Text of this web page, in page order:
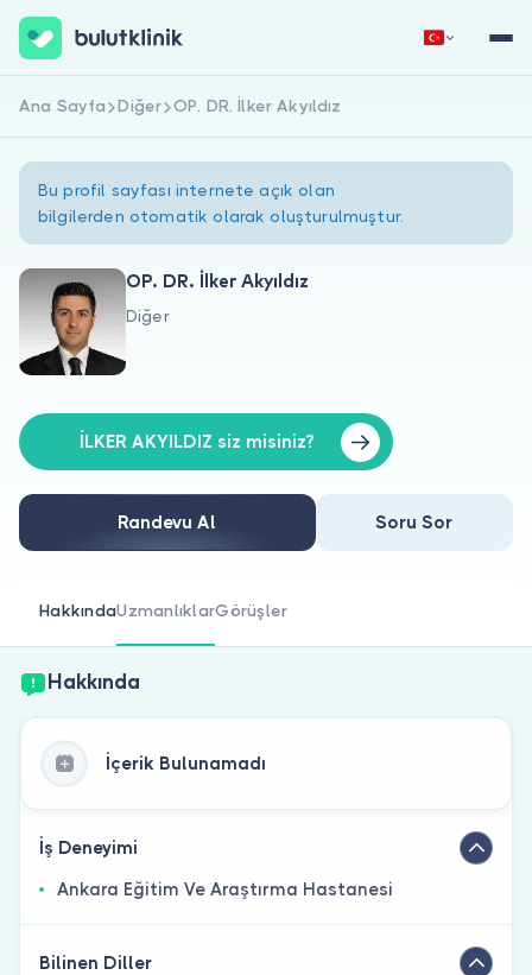
Hakkımızda
Doktorlar için
Doktor musunuz?
Hemen Kaydol
Ana Sayfa Diğer OP. DR. İlker Akyıldız
Bu profil sayfası internete açık olan
bilgilerden otomatik olarak oluşturulmuştur.
OP. DR. İlker Akyıldız
Diğer
İLKER AKYILDIZ siz misiniz?
Randevu Al Soru Sor
HakkındaUzmanlıklarGörüşler
Hakkında
İçerik Bulunamadı
İş Deneyimi
Ankara Eğitim Ve Araştırma Hastanesi
Bilinen Diller